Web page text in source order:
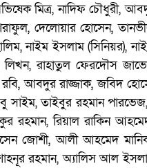
মিত্র, নাদিফ চৌধুরী,
দেলোয়ার হোসেন,
নাইম ইসলাম (সিনিয়র),
রাহাতুল ফেরদৌস
আবদুর রাজ্জাক, জবিদ
সাইম, তাইবুর রহমান
রহমান, রিয়াল রাকিন
জোশী, আলী আহমেদ
রহমান, অ্যালিস আল